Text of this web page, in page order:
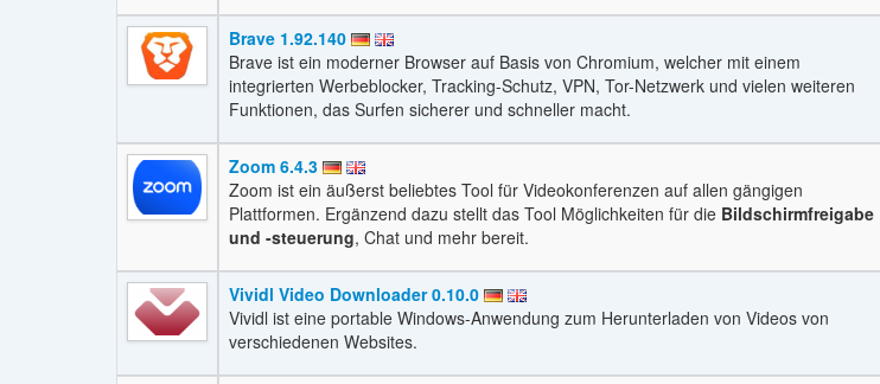
Brave 1.92.140
Brave ist ein moderner Browser auf Basis von Chromium, welcher mit einem
integrierten Werbeblocker, Tracking-Schutz, VPN, Tor-Netzwerk und vielen weiteren
Funktionen, das Surfen sicherer und schneller macht.
Zoom 6.4.3
Zoom ist ein äußerst beliebtes Tool für Videokonferenzen auf allen gängigen
Plattformen. Ergänzend dazu stellt das Tool Möglichkeiten für die Bildschirmfreigabe
und -steuerung, Chat und mehr bereit.
Vividl Video Downloader 0.10.0
Vividl ist eine portable Windows-Anwendung zum Herunterladen von Videos von
verschiedenen Websites.